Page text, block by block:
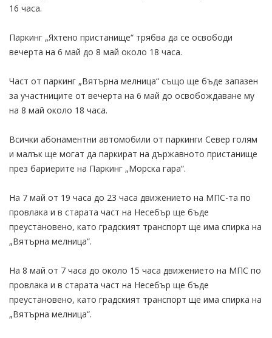
16 часа.
Паркинг „Яхтено пристанище“ трябва да се освободи
вечерта на 6 май до 8 май около 18 часа.
Част от паркинг „Вятърна мелница“ също ще бъде запазен
за участниците от вечерта на 6 май до освобождаване му
на 8 май около 18 часа.
Всички абонаментни автомобили от паркинги Север голям
и малък ще могат да паркират на държавното пристанище
през бариерите на Паркинг „Морска гара“.
На 7 май от 19 часа до 23 часа движението на МПС-та по
провлака и в старата част на Несебър ще бъде
преустановено, като градският транспорт ще има спирка на
„Вятърна мелница“.
На 8 май от 7 часа до около 15 часа движението на МПС по
провлака и в старата част на Несебър ще бъде
преустановено, като градският транспорт ще има спирка на
„Вятърна мелница“.